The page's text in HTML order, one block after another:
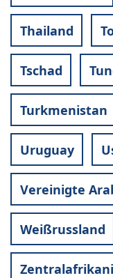
Thailand
Tschad
Turkmenistan
Uruguay
Vereinigte
Weißrussland